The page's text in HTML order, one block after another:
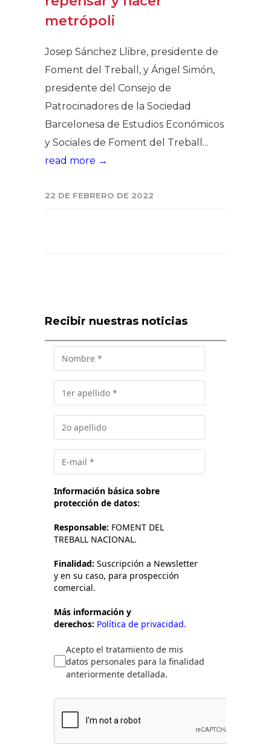
metrópoli
Josep Sánchez Llibre, presidente de
Foment del Treball, y Ángel Simón,
presidente del Consejo de
Patrocinadores de la Sociedad
Barcelonesa de Estudios Económicos
y Sociales de Foment del Treball...
read more →
22 DE FEBRERO DE 2022
Recibir nuestras noticias
Información básica sobre
protección de datos:
Responsable: FOMENT DEL
TREBALL NACIONAL.
Finalidad: Suscripción a Newsletter
y en su caso, para prospección
comercial.
Más información y
derechos: Política de privacidad.
Acepto el tratamiento de mis
datos personales para la finalidad
anteriormente detallada.